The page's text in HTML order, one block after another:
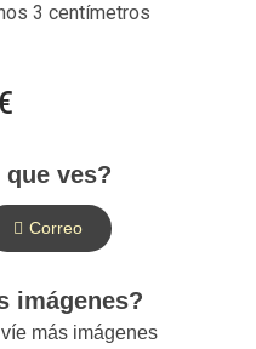
3 centímetros
que ves?
Correo
imágenes?
más imágenes